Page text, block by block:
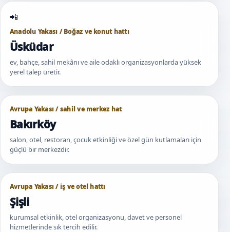
Anadolu Yakası / Boğaz ve konut hattı
Üsküdar
ev, bahçe, sahil mekânı ve aile odaklı organizasyonlarda yüksek
yerel talep üretir.
Avrupa Yakası / sahil ve merkez hat
Bakırköy
salon, otel, restoran, çocuk etkinliği ve özel gün kutlamaları için
güçlü bir merkezdir.
Avrupa Yakası / iş ve otel hattı
Şişli
kurumsal etkinlik, otel organizasyonu, davet ve personel
hizmetlerinde sık tercih edilir.